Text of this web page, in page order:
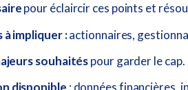
pour éclaircir ces points et
impliquer :actionnaires,
souhaitéspour garder le cap.